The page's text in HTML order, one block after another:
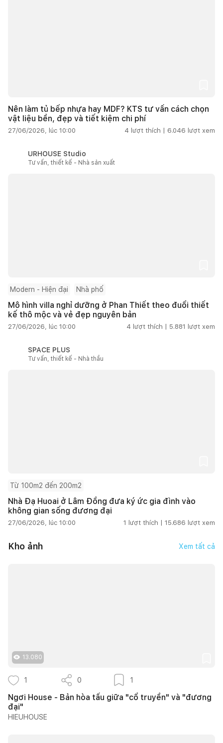
Nên làm tủ bếp nhựa hay MDF? KTS tư vấn cách chọn
vật liệu bền, đẹp và tiết kiệm chi phí
27/06/2026, lúc 10:00 4 lượt thích | 6.046 lượt xem
URHOUSE Studio
Tư vấn, thiết kế - Nhà sản xuất
Modern - Hiện đại Nhà phố
Mô hình villa nghỉ dưỡng ở Phan Thiết theo đuổi thiết
kế thô mộc và vẻ đẹp nguyên bản
27/06/2026, lúc 10:00 4 lượt thích | 5.881 lượt xem
SPACE PLUS
Tư vấn, thiết kế - Nhà thầu
Từ 100m2 đến 200m2
Nhà Đạ Huoai ở Lâm Đồng đưa ký ức gia đình vào
không gian sống đương đại
27/06/2026, lúc 10:00 1 lượt thích | 15.686 lượt xem
Kho ảnh Xem tất cả
13.080
1 0 1
Ngơi House - Bản hòa tấu giữa "cổ truyền" và "đương
đại"
HIEUHOUSE